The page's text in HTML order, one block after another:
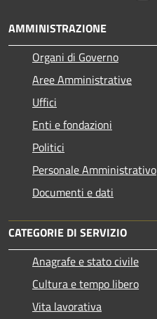
AMMINISTRAZIONE
Organi di Governo
Aree Amministrative
Uffici
Enti e fondazioni
Politici
Personale Amministrativo
Documenti e dati
CATEGORIE DI SERVIZIO
Anagrafe e stato civile
Cultura e tempo libero
Vita lavorativa